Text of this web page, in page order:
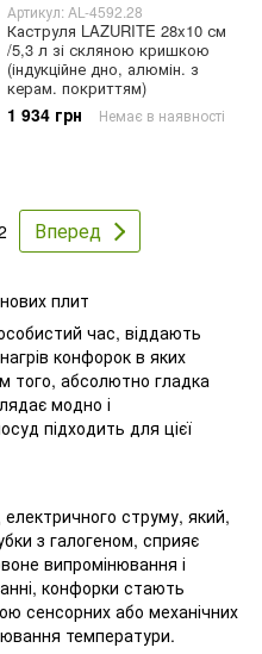
Артикул: AL-4592.28
Каструля LAZURITE 28x10 см
/5,3 л зі скляною кришкою
(індукційне дно, алюмін. з
керам. покриттям)
1 934 грн Немає в наявності
Вперед
плит
час, віддають
конфорок в яких
того, абсолютно гладка
модно і
підходить для цієї
струму, який,
з галогеном, сприяє
випромінювання і
конфорки стають
сенсорних або механічних
температури.